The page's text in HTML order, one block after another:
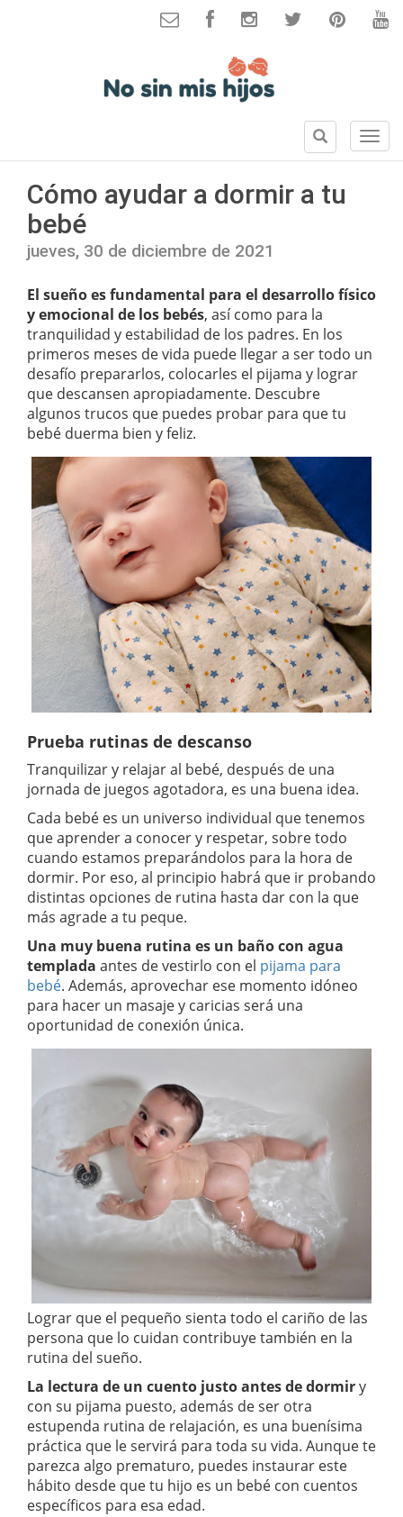
S
e
s
B
u
c
Cómo ayudar a dormir a tu
bebé
jueves, 30 de diciembre de 2021
El sueño es fundamental para el desarrollo físico
y emocional de los bebés, así como para la
tranquilidad y estabilidad de los padres. En los
primeros meses de vida puede llegar a ser todo un
desafío prepararlos, colocarles el pijama y lograr
que descansen apropiadamente. Descubre
algunos trucos que puedes probar para que tu
bebé duerma bien y feliz.
Prueba rutinas de descanso
Tranquilizar y relajar al bebé, después de una
jornada de juegos agotadora, es una buena idea.
Cada bebé es un universo individual que tenemos
que aprender a conocer y respetar, sobre todo
cuando estamos preparándolos para la hora de
dormir. Por eso, al principio habrá que ir probando
distintas opciones de rutina hasta dar con la que
más agrade a tu peque.
Una muy buena rutina es un baño con agua
templada antes de vestirlo con el pijama para
bebé. Además, aprovechar ese momento idóneo
para hacer un masaje y caricias será una
oportunidad de conexión única.
Lograr que el pequeño sienta todo el cariño de las
persona que lo cuidan contribuye también en la
rutina del sueño.
La lectura de un cuento justo antes de dormiry
con su pijama puesto, además de ser otra
estupenda rutina de relajación, es una buenísima
práctica que le servirá para toda su vida. Aunque te
parezca algo prematuro, puedes instaurar este
hábito desde que tu hijo es un bebé con cuentos
específicos para esa edad.